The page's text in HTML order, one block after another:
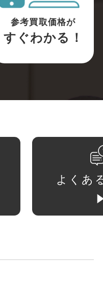
参考買取価格が
すぐわかる！
よくあ